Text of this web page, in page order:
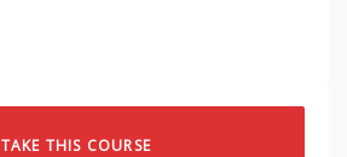
TAKE THIS COURSE